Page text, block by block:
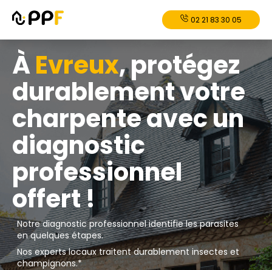
02 21 83 30 05
ÀEvreux, protégez
durablement votre
charpente avec un
diagnostic
professionnel
offert !
Notre diagnostic professionnel identifie les parasites
en quelques étapes.
Nos experts locaux traitent durablement insectes et
champignons.*